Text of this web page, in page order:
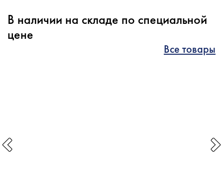
В наличии на складе по специальной
цене
Все товары